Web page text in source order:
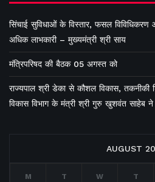
सिंचाई सुविधाओं के विस्तार, फसल
अधिक लाभकारी – मुख्यमंत्री श्री साय
मंत्रिपरिषद की बैठक 05 अगस्त को
राज्यपाल श्री डेका से कौशल विकास, तकनीकी
विकास विभाग के मंत्री श्री गुरु खुशवंत साहेब
AUGUST
M T W T